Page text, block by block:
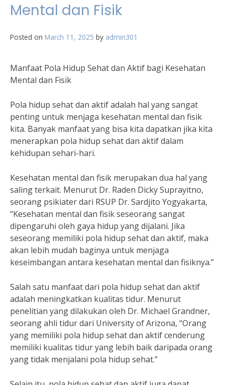
Mental dan Fisik
Posted on March 11, 2025 by admin301
Manfaat Pola Hidup Sehat dan Aktif bagi Kesehatan
Mental dan Fisik
Pola hidup sehat dan aktif adalah hal yang sangat
penting untuk menjaga kesehatan mental dan fisik
kita. Banyak manfaat yang bisa kita dapatkan jika kita
menerapkan pola hidup sehat dan aktif dalam
kehidupan sehari-hari.
Kesehatan mental dan fisik merupakan dua hal yang
saling terkait. Menurut Dr. Raden Dicky Suprayitno,
seorang psikiater dari RSUP Dr. Sardjito Yogyakarta,
“Kesehatan mental dan fisik seseorang sangat
dipengaruhi oleh gaya hidup yang dijalani. Jika
seseorang memiliki pola hidup sehat dan aktif, maka
akan lebih mudah baginya untuk menjaga
keseimbangan antara kesehatan mental dan fisiknya.”
Salah satu manfaat dari pola hidup sehat dan aktif
adalah meningkatkan kualitas tidur. Menurut
penelitian yang dilakukan oleh Dr. Michael Grandner,
seorang ahli tidur dari University of Arizona, “Orang
yang memiliki pola hidup sehat dan aktif cenderung
memiliki kualitas tidur yang lebih baik daripada orang
yang tidak menjalani pola hidup sehat.”